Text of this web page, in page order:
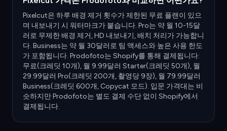
Pixelcut은 하루 배경 제거 횟수가 제한된 무료 플랜이 있으
며 내보내기 시 워터마크가 붙습니다. Pro는 약 월 10-15달
러로 무제한 배경 제거, HD 내보내기, 배치 처리가 가능합니
다. Business는 약 월 30달러로 팀 액세스와 높은 사용 한도
가 포함됩니다. Prodofoto는 Shopify를 통해 결제됩니다:
무료(크레딧 10개), 월 9.99달러 Starter(크레딧 50개), 월
29.99달러 Pro(크레딧 200개, 촬영당 9장), 월 79.99달러
Business(크레딧 600개, Copycat 모드). 입문 가격대는 비
슷하지만 Prodofoto는 별도 결제 수단 없이 Shopify에서
결제됩니다.